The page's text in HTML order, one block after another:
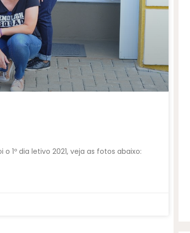
dia letivo 2021, veja as fotos abaixo: